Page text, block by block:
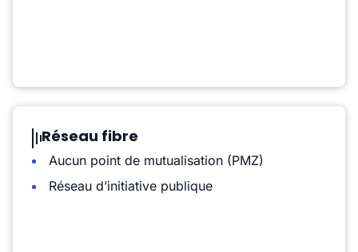
Réseau fibre
Aucun point de mutualisation (PMZ)
Réseau d’initiative publique